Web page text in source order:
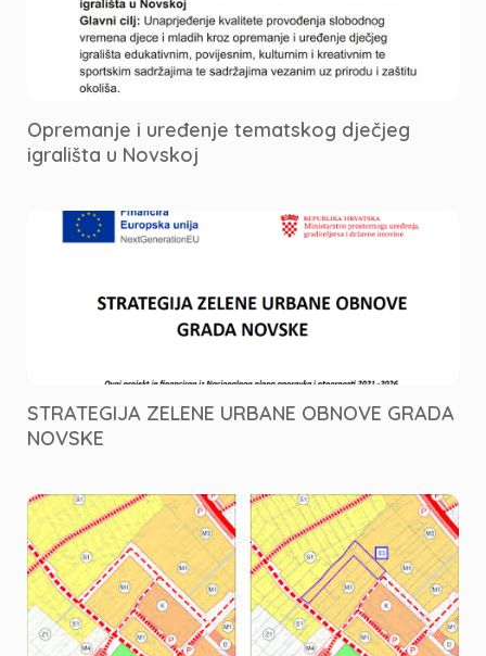
Opremanje i uređenje tematskog dječjeg
igrališta u Novskoj
STRATEGIJA ZELENE URBANE OBNOVE GRADA
NOVSKE